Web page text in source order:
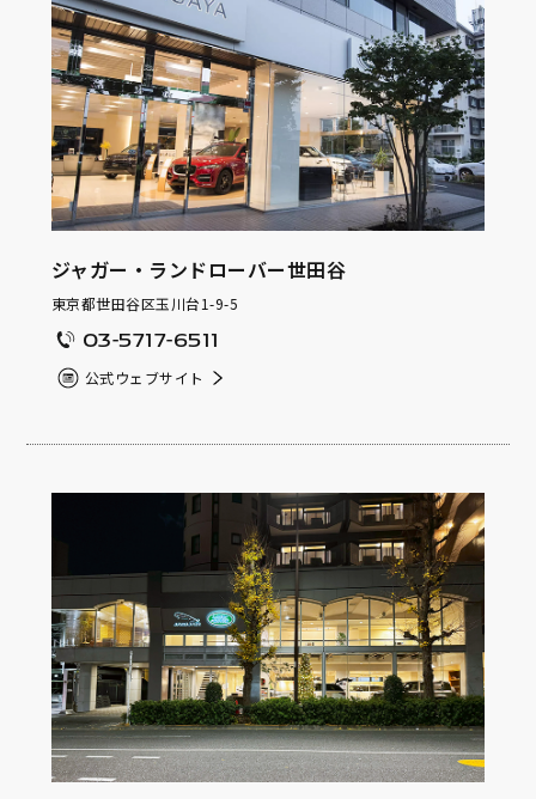
ジャガー・ランドローバー世田谷
東京都世田谷区玉川台1-9-5
03-5717-6511
公式ウェブサイト